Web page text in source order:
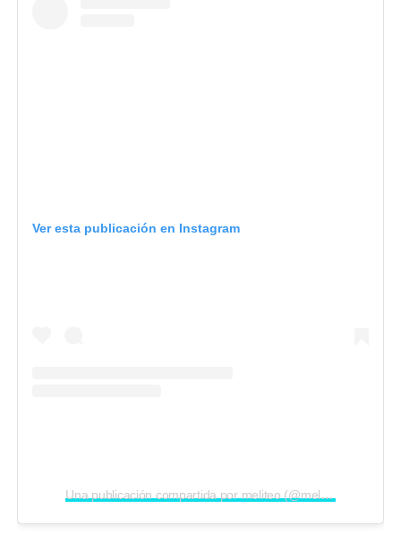
Ver esta publicación en Instagram
Una publicación compartida por meliteo (@melinaymateo)